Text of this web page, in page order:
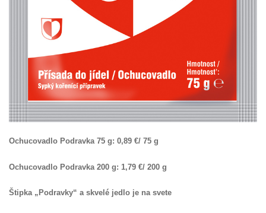
Ochucovadlo Podravka 75 g: 0,89 €/ 75 g
Ochucovadlo Podravka 200 g: 1,79 €/ 200 g
Štipka „Podravky“ a skvelé jedlo je na svete